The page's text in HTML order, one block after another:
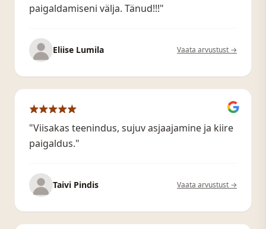
paigaldamiseni välja. Tänud!!!"
Eliise Lumila Vaata arvustust →
"Viisakas teenindus, sujuv asjaajamine ja kiire
paigaldus."
Taivi Pindis Vaata arvustust →